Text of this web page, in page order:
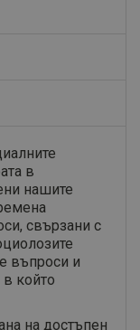
в
нашите
свързани с
въпроси и
който
на достъпен